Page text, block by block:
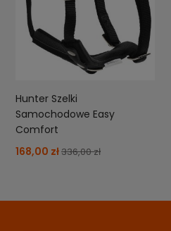
Hunter Szelki
Samochodowe Easy
Comfort
168,00 zł336,00 zł